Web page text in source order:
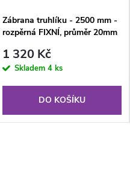
Zábrana truhlíku - 2500 mm -
rozpěrná FIXNÍ, průměr 20mm
1 320 Kč
Skladem 4 ks
DO KOŠÍKU